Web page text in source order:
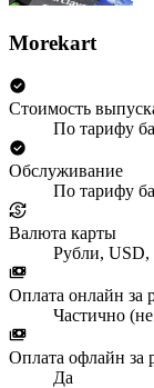
Morekart
Стоимость
По тарифу
Обслуживание
По тарифу
Валюта карты
Рубли, USD,
Оплата онлайн за
Частично (не
Оплата офлайн за
Да